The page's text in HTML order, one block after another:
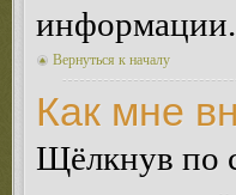
информации.
Вернуться к началу
Как мне
Щёлкнув по